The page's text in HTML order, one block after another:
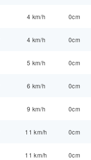
4 km/h 0cm
4 km/h 0cm
5 km/h 0cm
6 km/h 0cm
9 km/h 0cm
11 km/h 0cm
11 km/h 0cm